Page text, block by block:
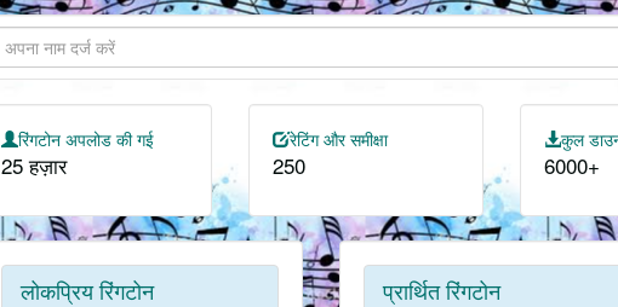
रिंगटोन अपलोड की गई
25 हज़ार
रेटिंग और समीक्षा
250
कुल
6000+
लोकप्रिय रिंगटोन प्रार्थित रिंगटोन